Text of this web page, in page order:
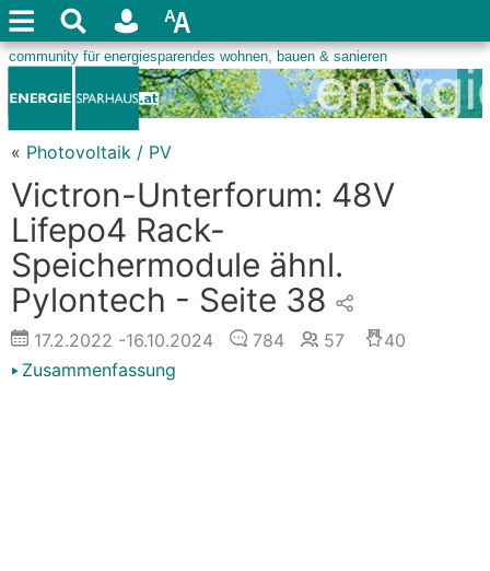
« Photovoltaik / PV
Victron-Unterforum: 48V
Lifepo4 Rack-
Speichermodule ähnl.
Pylontech - Seite 38
17.2.2022 -16.10.2024 784 57
40
Zusammenfassung